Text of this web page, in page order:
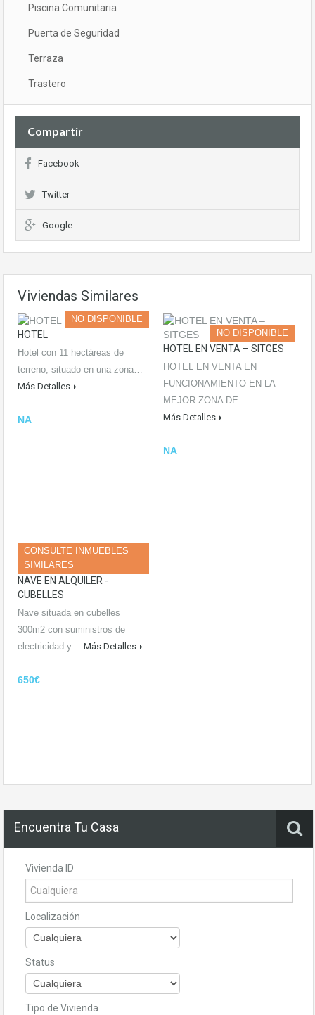
Piscina Comunitaria
Puerta de Seguridad
Terraza
Trastero
Compartir
Facebook
Twitter
Google
Viviendas Similares
NO DISPONIBLE
HOTEL
Hotel con 11 hectáreas de
terreno, situado en una zona…
Más Detalles
NA
NO DISPONIBLE
HOTEL EN VENTA – SITGES
HOTEL EN VENTA EN
FUNCIONAMIENTO EN LA
MEJOR ZONA DE…
Más Detalles
NA
CONSULTE INMUEBLES
SIMILARES
NAVE EN ALQUILER -
CUBELLES
Nave situada en cubelles
300m2 con suministros de
electricidad y… Más Detalles
650€
Encuentra Tu Casa
Vivienda ID
Localización
Status
Tipo de Vivienda